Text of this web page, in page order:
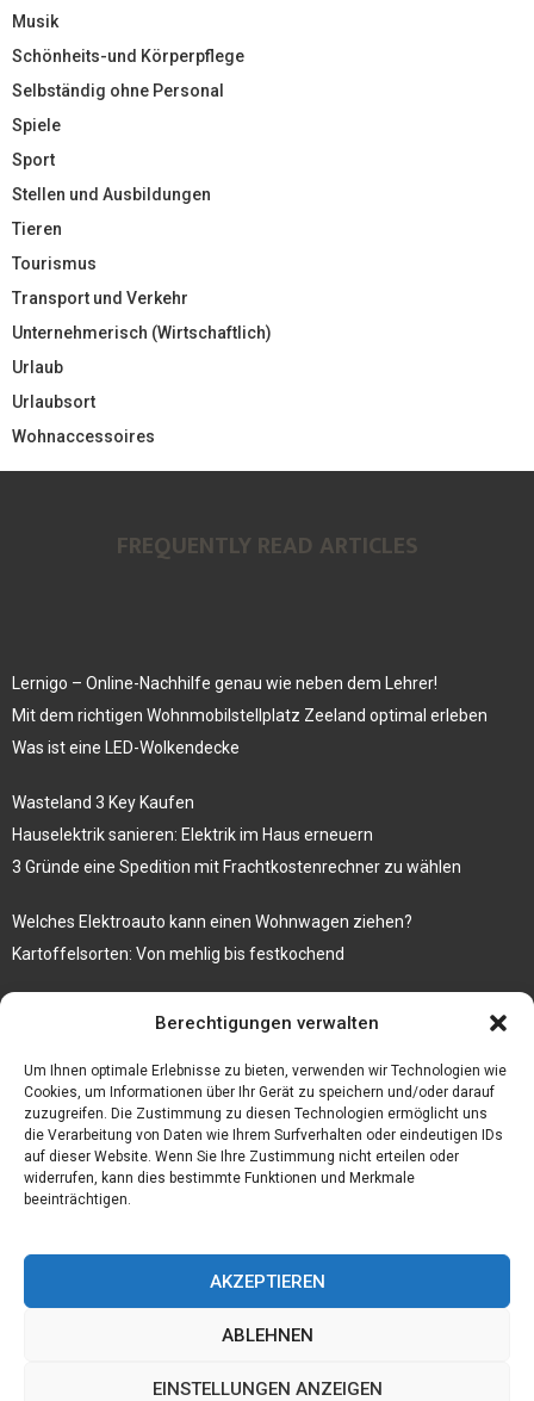
Berechtigungen verwalten
Um Ihnen optimale Erlebnisse zu bieten, verwenden wir Technologien wie
Cookies, um Informationen über Ihr Gerät zu speichern und/oder darauf
zuzugreifen. Die Zustimmung zu diesen Technologien ermöglicht uns
die Verarbeitung von Daten wie Ihrem Surfverhalten oder eindeutigen IDs
auf dieser Website. Wenn Sie Ihre Zustimmung nicht erteilen oder
widerrufen, kann dies bestimmte Funktionen und Merkmale
beeinträchtigen.
AKZEPTIEREN
ABLEHNEN
EINSTELLUNGEN ANZEIGEN
Musik
Schönheits-und Körperpflege
Selbständig ohne Personal
Spiele
Sport
Stellen und Ausbildungen
Tieren
Tourismus
Transport und Verkehr
Unternehmerisch (Wirtschaftlich)
Urlaub
Urlaubsort
Wohnaccessoires
FREQUENTLY READ ARTICLES
Lernigo – Online-Nachhilfe genau wie neben dem Lehrer!
Mit dem richtigen Wohnmobilstellplatz Zeeland optimal erleben
Was ist eine LED-Wolkendecke
Wasteland 3 Key Kaufen
Hauselektrik sanieren: Elektrik im Haus erneuern
3 Gründe eine Spedition mit Frachtkostenrechner zu wählen
Welches Elektroauto kann einen Wohnwagen ziehen?
Kartoffelsorten: Von mehlig bis festkochend
Firma einfach und kostenlos bekannt machen mit diesen 5 Tipps